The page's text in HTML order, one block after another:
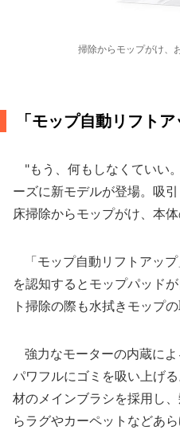
掃除からモップがけ、
「モップ自動リフト
"もう、何もしなくていい
ーズに新モデルが登場。吸
床掃除からモップがけ、本
「モップ自動リフトアッ
を認知するとモップパッド
ト掃除の際も水拭きモップ
強力なモーターの内蔵に
パワフルにゴミを吸い上げ
材のメインブラシを採用し
らラグやカーペットなどあ